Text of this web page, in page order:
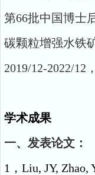
第66批中国博士
碳颗粒增强水铁
2019/12-2022/12
学术成果
一、发表论文：
1，Liu, JY, Zhao,